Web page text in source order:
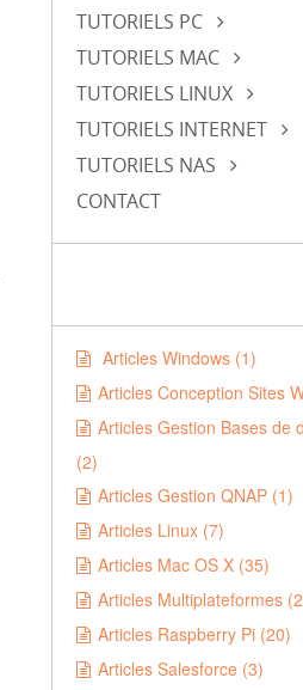
TUTORIELS PC
TUTORIELS MAC
TUTORIELS LINUX
TUTORIELS INTERNET
TUTORIELS NAS
CONTACT
Articles Windows (1)
Articles Conception Sites
Articles Gestion Bases de
(2)
Articles Gestion QNAP (1)
Articles Linux (7)
Articles Mac OS X (35)
Articles Multiplateformes
Articles Raspberry Pi (20)
Articles Salesforce (3)